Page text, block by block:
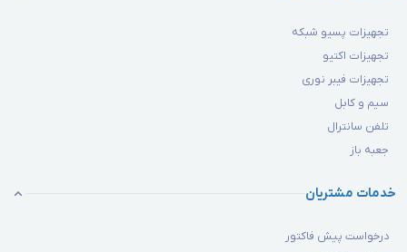
تجهیزات پسیو شبکه
تجهیزات اکتیو
تجهیزات فیبر نوری
سیم و کابل
تلفن سانترال
جعبه باز
خدمات مشتریان
درخواست پیش فاکتور